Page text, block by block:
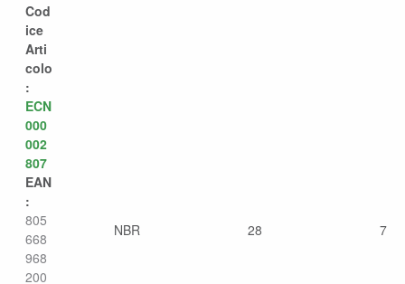
Cod
ice
Arti
colo
:
ECN
000
002
807
EAN
:
805
668
968
200
NBR 28 7